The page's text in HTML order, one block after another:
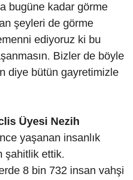
bugüne kadar görme
şeyleri de görme
ediyoruz ki bu
Bizler de böyle
diye bütün gayretimizle
Üyesi Nezih
yaşanan insanlık
şahitlik ettik.
8 bin 732 insan vahşi